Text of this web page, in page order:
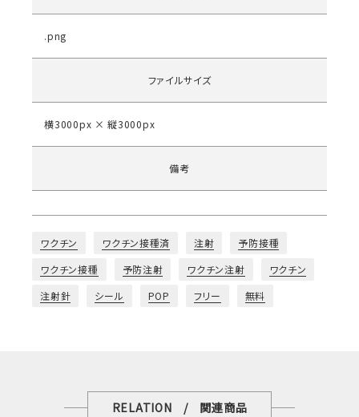
.png
ファイルサイズ
横3000px × 縦3000px
備考
ワクチン ワクチン接種済 注射
予防接種
ワクチン接種
予防注射 ワクチン注射
ワクチン
注射針
シール POP フリー 無料
RELATION / 関連商品